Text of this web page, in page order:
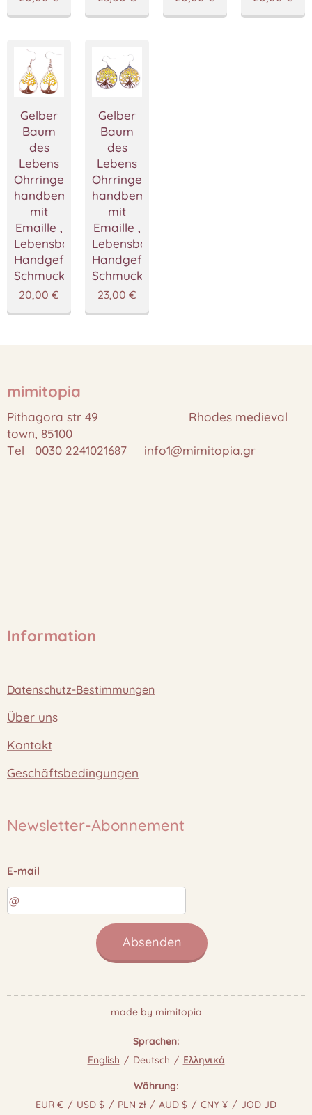
Gelber
Baum
des
Lebens
Ohrringe
handbemalted
mit
Emaille ,
Lebensbaum
Handgefertigter
Schmuck
20,00 €
Gelber
Baum
des
Lebens
Ohrringe
handbemalted
mit
Emaille ,
Lebensbaum
Handgefertigter
Schmuck
23,00 €
mimitopia
Pithagora str 49 Rhodes medieval
town, 85100
Tel 0030 2241021687 info1@mimitopia.gr
Information
Datenschutz-Bestimmungen
Über uns
Kontakt
Geschäftsbedingungen
Newsletter-Abonnement
E-mail
Absenden
made by mimitopia
Sprachen
English
Deutsch Ελληνικά
Währung
EUR €
USD $ PLN zł AUD $ CNY ¥ JOD JD